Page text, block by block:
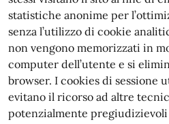
statistiche anonime per
senza l’utilizzo di cookie
non vengono memorizzati in
computer dell’utente e si
browser. I cookies di sessione
evitano il ricorso ad altre
potenzialmente pregiudizievoli